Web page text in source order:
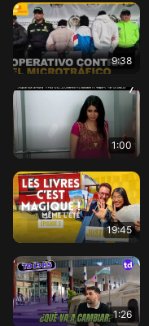
9:38
1:00
19:45
1:26